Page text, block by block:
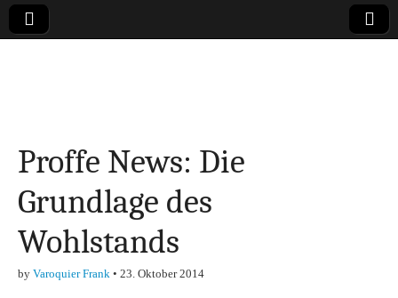
Finanzen,
Marketing-, Vertrieb-
& Investment-Tipps
Proffe News: Die
Grundlage des
Wohlstands
by Varoquier Frank • 23. Oktober 2014